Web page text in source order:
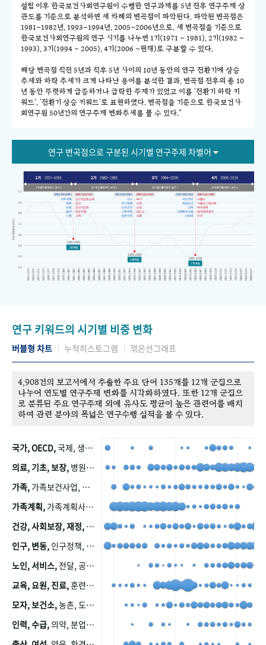
설립 이후 한국보건사회연구원이 수행한 연구과제를 5년 전후 연구주제 상
관도를 기준으로 분석하면 세 차례의 변곡점이 파악된다. 파악된 변곡점은
1981~1982년, 1993~1994년, 2005~2006년으로, 세 변곡점을 기준으로
한국보건사회연구원의 연구 시기를 나누면 1기(1971 ~ 1981), 2기(1982 ~
1993), 3기(1994 ~ 2005), 4기(2006 ~현재)로 구분할 수 있다.
해당 변곡점 직전 5년과 직후 5년 사이의 10년 동안의 연구 전환기에 상승
추세와 하락 추세가 크게 나타난 용어를 분석한 결과, 변곡점 전후의 총 10
년 동안 뚜렷하게 급증하거나 급락한 주제가 있었고 이를 '전환기 하락 키
워드', '전환기 상승 키워드'로 표현하였다. 변곡점을 기준으로 한국보건사
회연구원 50년간의 연구주제 변화추세를 볼 수 있다."
연구 변곡점으로 구분된 시기별 연구주제 차별어
연구 키워드의 시기별 비중 변화
버블형 차트 누적히스토그램 꺾은선그래프
4,908건의 보고서에서 추출한 주요 단어 135개를 12개 군집으로
나누어 연도별 연구주제 변화를 시각화하였다. 또한 12개 군집으
로 분류된 주요 연구주제 외에 유사도 평균이 높은 관련어를 배치
하여 관련 분야의 폭넓은 연구수행 실적을 볼 수 있다.
국가, OECD,국제, 생산, 아시아, 태평양, 태평양지역, 참가
의료, 기초, 보장, 병원, 가정, 연금, 연계, 공적, 일본, 생활, 국민기초생활보장제도, 국민연금, 기금, 저소득층, 근로, 자활, 급여, 환자, 의료비, 모니터링, 한국복지패널, 소득, 지표, 빈곤, 노후, 장애인
가족, 가족보건사업, 산업, 친화, 전국, 출산력
가족계획, 가족계획사업, 가족계획사업평가, 한국가족계획사업, 피임, 보급, 부인, 자궁, 피임약
건강, 사회보장, 재정,
인구, 변동, 인구정책, 저출산, 고령사회, 고령화, 이동, 남북한, 지방자치단체, 컨설팅, 복지정책평가, 집, 사회개발
노인, 서비스, 전달, 공공, 보육, 수요, 공급, 사회서비스, 데이터, 보호, 요양, 아동, 예방, 청소년, 효율, 자원
교육, 요원, 진료,훈련, 보건요원, 마을, 마을건강사업, 보조원, 진료원, 보건진료원, 보건진료원교재
모자, 보건소,농촌, 도시, 금연, 농촌지역, 모자보건사업
인력, 수급,의약, 분업, 식품, 의약품, 의사, 안전